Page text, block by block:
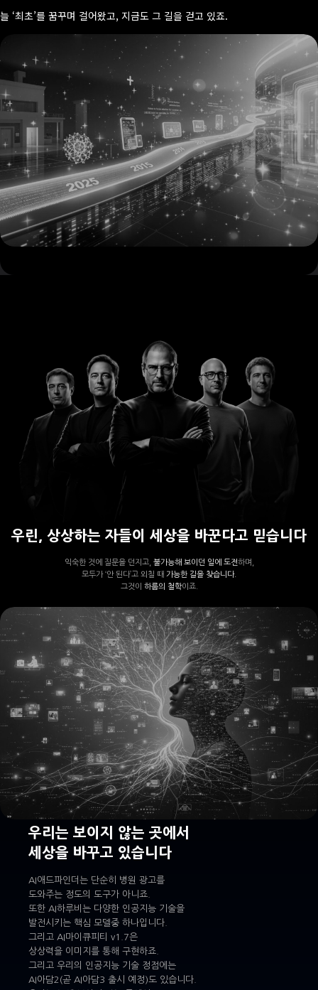
늘 ‘최초’를 꿈꾸며 걸어왔고, 지금도 그 길을 걷고 있죠.
우린, 상상하는 자들이 세상을 바꾼다고 믿습니다
익숙한 것에 질문을 던지고, 불가능해 보이던 일에 도전하며,
모두가 ‘안 된다’고 외칠 때 가능한 길을 찾습니다.
그것이 하룹의 철학이죠.
우리는 보이지 않는 곳에서
세상을 바꾸고 있습니다
AI애드파인더는 단순히 병원 광고를
도와주는 정도의 도구가 아니죠.
또한 AI하루비는 다양한 인공지능 기술을
발전시키는 핵심 모델중 하나입니다.
그리고 AI마이큐피티 v1.7은
상상력을 이미지를 통해 구현하죠.
그리고 우리의 인공지능 기술 정점에는
AI아담2(곧 AI아담3 출시 예정)도 있습니다.